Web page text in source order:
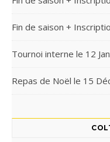
Fin de saison +
Tournoi interne le 12
Repas de Noël le 15